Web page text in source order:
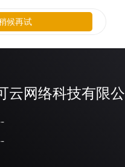
云网络科技有限
候再试